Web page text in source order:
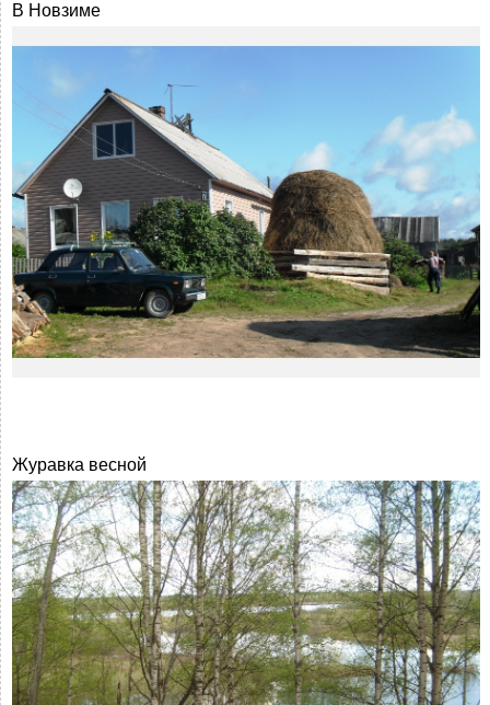
В Новзиме
Журавка весной